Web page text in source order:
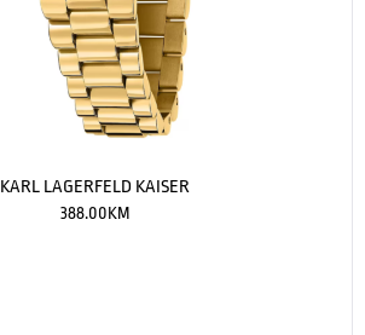
KARL LAGERFELD KAISER
388.00KM